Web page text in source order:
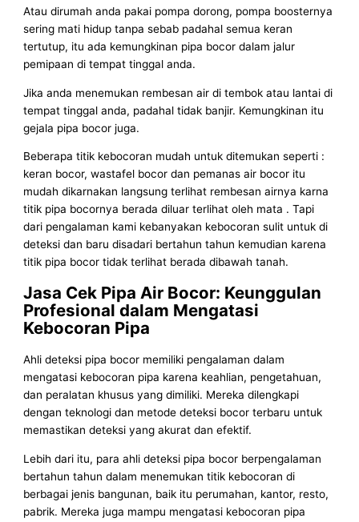
Atau dirumah anda pakai pompa dorong, pompa boosternya
sering mati hidup tanpa sebab padahal semua keran
tertutup, itu ada kemungkinan pipa bocor dalam jalur
pemipaan di tempat tinggal anda.
Jika anda menemukan rembesan air di tembok atau lantai di
tempat tinggal anda, padahal tidak banjir. Kemungkinan itu
gejala pipa bocor juga.
Beberapa titik kebocoran mudah untuk ditemukan seperti :
keran bocor, wastafel bocor dan pemanas air bocor itu
mudah dikarnakan langsung terlihat rembesan airnya karna
titik pipa bocornya berada diluar terlihat oleh mata . Tapi
dari pengalaman kami kebanyakan kebocoran sulit untuk di
deteksi dan baru disadari bertahun tahun kemudian karena
titik pipa bocor tidak terlihat berada dibawah tanah.
Jasa Cek Pipa Air Bocor: Keunggulan
Profesional dalam Mengatasi
Kebocoran Pipa
Ahli deteksi pipa bocor memiliki pengalaman dalam
mengatasi kebocoran pipa karena keahlian, pengetahuan,
dan peralatan khusus yang dimiliki. Mereka dilengkapi
dengan teknologi dan metode deteksi bocor terbaru untuk
memastikan deteksi yang akurat dan efektif.
Lebih dari itu, para ahli deteksi pipa bocor berpengalaman
bertahun tahun dalam menemukan titik kebocoran di
berbagai jenis bangunan, baik itu perumahan, kantor, resto,
pabrik. Mereka juga mampu mengatasi kebocoran pipa